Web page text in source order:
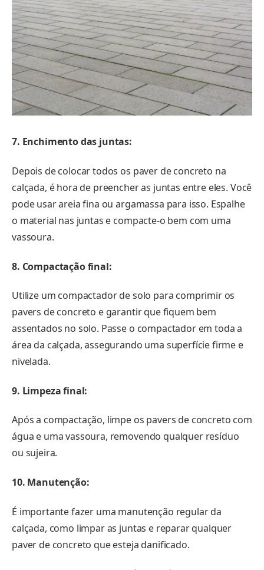
7. Enchimento das juntas:
Depois de colocar todos os paver de concreto na
calçada, é hora de preencher as juntas entre eles. Você
pode usar areia fina ou argamassa para isso. Espalhe
o material nas juntas e compacte-o bem com uma
vassoura.
8. Compactação final:
Utilize um compactador de solo para comprimir os
pavers de concreto e garantir que fiquem bem
assentados no solo. Passe o compactador em toda a
área da calçada, assegurando uma superfície firme e
nivelada.
9. Limpeza final:
Após a compactação, limpe os pavers de concreto com
água e uma vassoura, removendo qualquer resíduo
ou sujeira.
10. Manutenção:
É importante fazer uma manutenção regular da
calçada, como limpar as juntas e reparar qualquer
paver de concreto que esteja danificado.